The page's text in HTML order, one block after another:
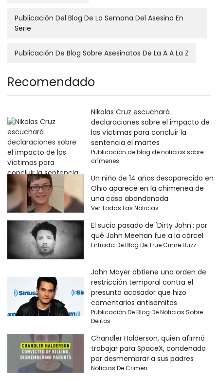
Publicación Del Blog De La Semana Del Asesino En
Serie
Publicación De Blog Sobre Asesinatos De La A A La Z
Recomendado
Nikolas Cruz escuchará
declaraciones sobre el impacto de
las víctimas para concluir la
sentencia el martes
Publicación de blog de noticias sobre
crímenes
Un niño de 14 años desaparecido en
Ohio aparece en la chimenea de
una casa abandonada
Ver Todas Las Noticias
El sucio pasado de 'Dirty John': por
qué John Meehan fue a la cárcel
Entrada De Blog De True Crime Buzz
John Mayer obtiene una orden de
restricción temporal contra el
presunto acosador que hizo
comentarios antisemitas
Publicación De Blog De Noticias Sobre
Delitos
Chandler Halderson, quien afirmó
trabajar para SpaceX, condenado
por desmembrar a sus padres
Noticias De Crimen